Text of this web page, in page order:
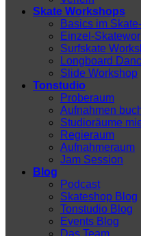
Skate Workshops
Basics im
Einzel-
Surfskate
Longboard
Slide Workshop
Tonstudio
Proberaum
Aufnahmen
Studioräume
Regieraum
Aufnahmeraum
Jam Session
Blog
Podcast
Skateshop Blog
Tonstudio Blog
Events Blog
Das Team